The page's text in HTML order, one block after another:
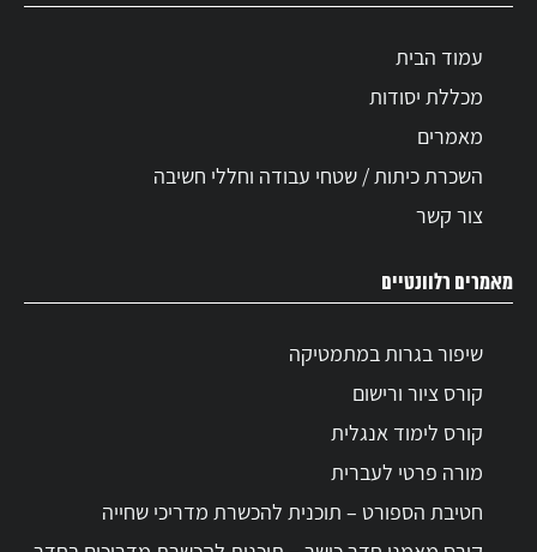
עמוד הבית
מכללת יסודות
מאמרים
השכרת כיתות / שטחי עבודה וחללי חשיבה
צור קשר
מאמרים רלוונטיים
שיפור בגרות במתמטיקה
קורס ציור ורישום
קורס לימוד אנגלית
מורה פרטי לעברית
חטיבת הספורט – תוכנית להכשרת מדריכי שחייה